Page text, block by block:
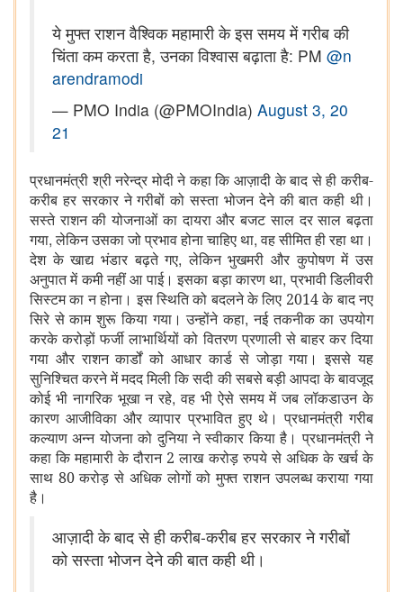
ये मुफ्त राशन वैश्विक महामारी के इस समय में गरीब की
चिंता कम करता है, उनका विश्वास बढ़ाता है: PM @n
arendramodi
— PMO India (@PMOIndia) August 3, 20
21
प्रधानमंत्री श्री नरेन्द्र मोदी ने कहा कि आज़ादी के बाद से ही करीब-
करीब हर सरकार ने गरीबों को सस्ता भोजन देने की बात कही थी।
सस्ते राशन की योजनाओं का दायरा और बजट साल दर साल बढ़ता
गया,लेकिन उसका जो प्रभाव होना चाहिए था,वह सीमित ही रहा था।
देश के खाद्य भंडार बढ़ते गए,लेकिन भुखमरी और कुपोषण में उस
अनुपात में कमी नहीं आ पाई। इसका बड़ा कारण था,प्रभावी डिलीवरी
सिस्टम का न होना। इस स्थिति को बदलने के लिए 2014 के बाद नए
सिरे से काम शुरू किया गया। उन्होंने कहा,नई तकनीक का उपयोग
करके करोड़ों फर्जी लाभार्थियों को वितरण प्रणाली से बाहर कर दिया
गया और राशन कार्डों को आधार कार्ड से जोड़ा गया। इससे यह
सुनिश्चित करने में मदद मिली कि सदी की सबसे बड़ी आपदा के बावजूद
कोई भी नागरिक भूखा न रहे,वह भी ऐसे समय में जब लॉकडाउन के
कारण आजीविका और व्यापार प्रभावित हुए थे। प्रधानमंत्री गरीब
कल्याण अन्न योजना को दुनिया ने स्वीकार किया है। प्रधानमंत्री ने
कहा कि महामारी के दौरान 2 लाख करोड़ रुपये से अधिक के खर्च के
साथ 80 करोड़ से अधिक लोगों को मुफ्त राशन उपलब्ध कराया गया
है।
आज़ादी के बाद से ही करीब-करीब हर सरकार ने गरीबों
को सस्ता भोजन देने की बात कही थी।